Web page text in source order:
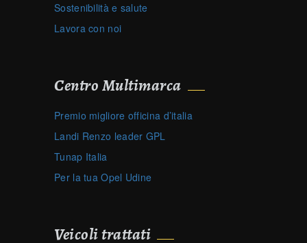
Sostenibilità e salute
Lavora con noi
Centro Multimarca
Premio migliore officina d’italia
Landi Renzo leader GPL
Tunap Italia
Per la tua Opel Udine
Veicoli trattati